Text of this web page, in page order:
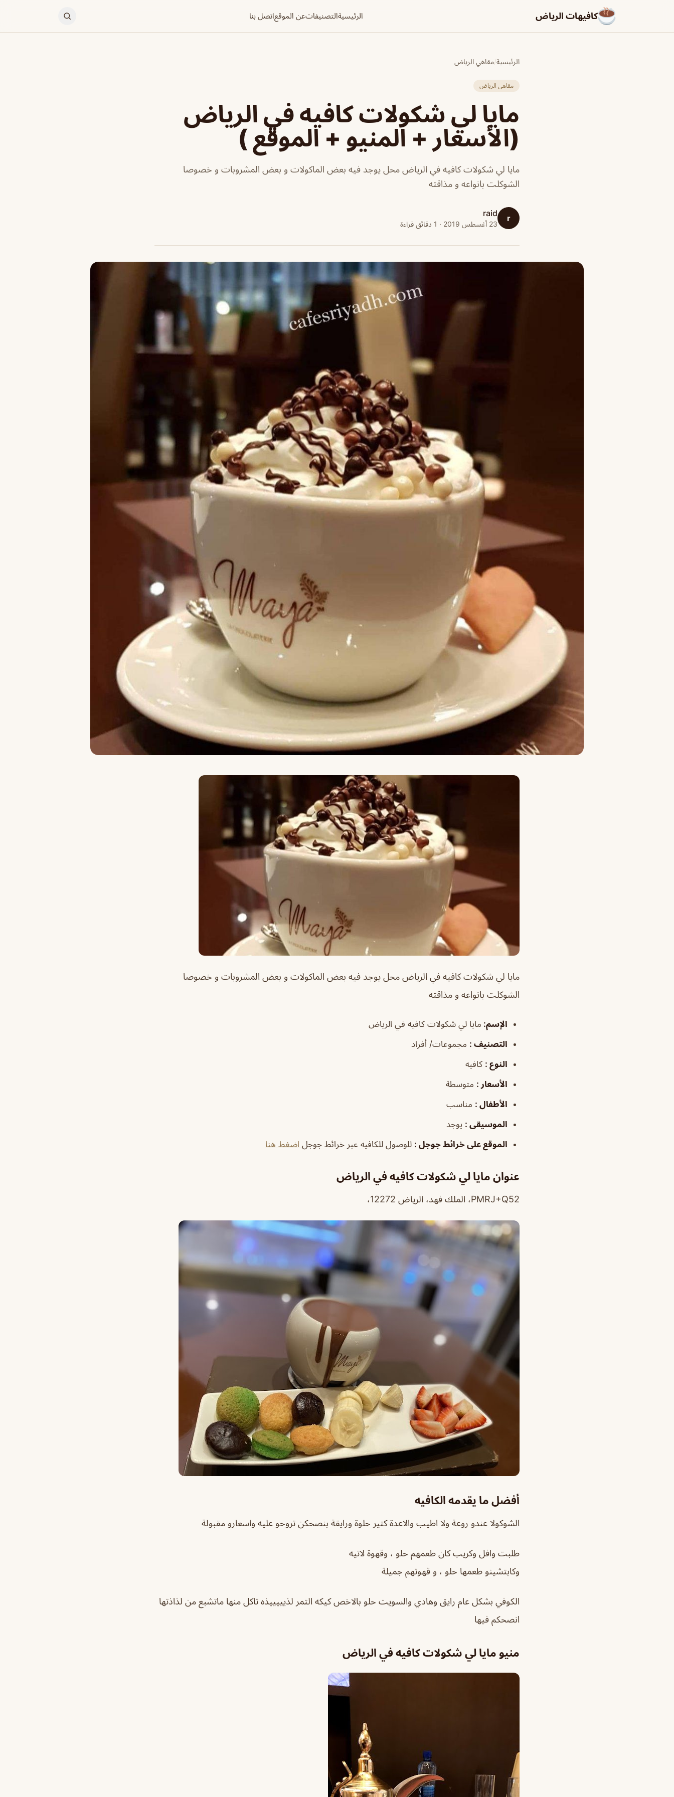
كافيهات الرياض الرئيسيةالتصنيفاتعن الموقعاتصل بنا
الرئيسية/مقاهي الرياض
مقاهي الرياض
مايا لي شكولات كافيه في الرياض
(الأسعار + المنيو + الموقع )
مايا لي شكولات كافيه في الرياض محل يوجد فيه بعض الماكولات و بعض المشروبات و خصوصا
الشوكلت بانواعه و مذاقته
r
raid
23 أغسطس 2019 · 1 دقائق قراءة
مايا لي شكولات كافيه في الرياض محل يوجد فيه بعض الماكولات و بعض المشروبات و خصوصا
الشوكلت بانواعه و مذاقته
الإسم: مايا لي شكولات كافيه في الرياض
التصنيف : مجموعات/ أفراد
النوع : كافيه
الأسعار : متوسطة
الأطفال : مناسب
الموسيقى : يوجد
الموقع على خرائط جوجل : للوصول للكافيه عبر خرائط جوجل اضغط هنا
عنوان مايا لي شكولات كافيه في الرياض
PMRJ+Q52، الملك فهد، الرياض 12272،
أفضل ما يقدمه الكافيه
الشوكولا عندو روعة ولا اطيب والاعدة كتير حلوة ورايقة بنصحكن تروحو عليه واسعارو مقبولة
طلبت وافل وكريب كان طعمهم حلو ، وقهوة لاتيه
وكابتشينو طعمها حلو ، و قهوتهم جميلة
الكوفي بشكل عام رايق وهادي والسويت حلو بالاخص كيكه التمر لذيييييذه تاكل منها ماتشبع من لذاذتها
انصحكم فيها
منيو مايا لي شكولات كافيه في الرياض